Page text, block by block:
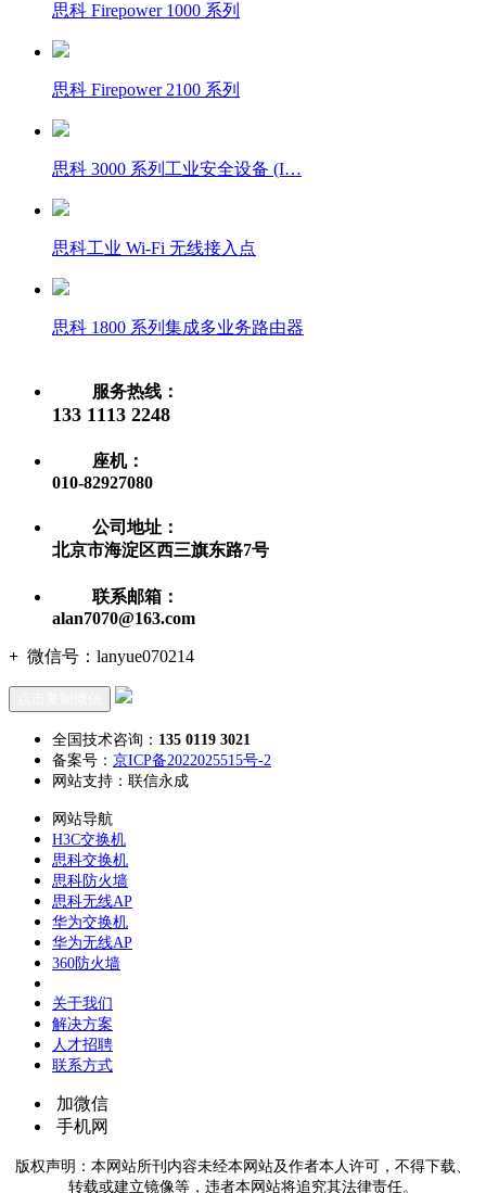
思科 Firepower 1000 系列
思科 Firepower 2100 系列
思科 3000 系列工业安全设备 (I…
思科工业 Wi-Fi 无线接入点
思科 1800 系列集成多业务路由器
服务热线：
133 1113 2248
座机：
010-82927080
公司地址：
北京市海淀区西三旗东路7号
联系邮箱：
alan7070@163.com
+ 微信号： lanyue070214
全国技术咨询： 135 0119 3021
备案号： 京ICP备2022025515号-2
网站支持：联信永成
网站导航
H3C交换机
思科交换机
思科防火墙
思科无线AP
华为交换机
华为无线AP
360防火墙
关于我们
解决方案
人才招聘
联系方式
加微信
手机网
版权声明：本网站所刊内容未经本网站及作者本人许可，不得下载、
转载或建立镜像等，违者本网站将追究其法律责任。